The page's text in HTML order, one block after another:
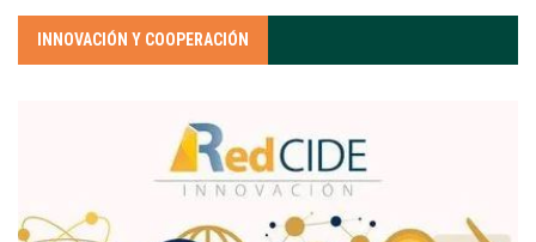
INNOVACIÓN Y COOPERACIÓN